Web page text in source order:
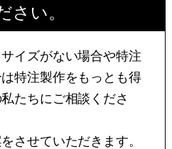
さい。
イズがない場合や特注
特注製作をもっとも得
たちにご相談くださ
させていただきます。